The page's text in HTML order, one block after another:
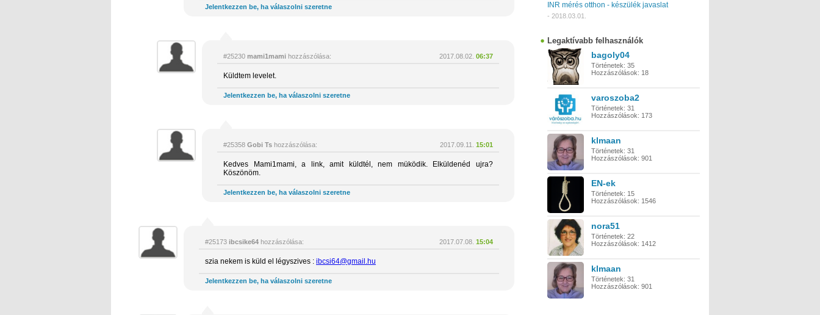
Jelentkezzen be, ha válaszolni szeretne
#25230 mami1mami hozzászólása: 2017.08.02. 06:37
Küldtem levelet.
Jelentkezzen be, ha válaszolni szeretne
#25358 Gobi Ts hozzászólása: 2017.09.11. 15:01
Kedves Mami1mami, a link, amit küldtél, nem müködik. Elküldenéd ujra?
Köszönöm.
Jelentkezzen be, ha válaszolni szeretne
#25173 ibcsike64 hozzászólása: 2017.07.08. 15:04
szia nekem is küld el légyszives : ibcsi64@gmail.hu
Jelentkezzen be, ha válaszolni szeretne
INR mérés otthon - készülék javaslat
- 2018.03.01.
Legaktívabb felhasználók
bagoly04
Történetek: 35
Hozzászólások: 18
varoszoba2
Történetek: 31
Hozzászólások: 173
klmaan
Történetek: 31
Hozzászólások: 901
EN-ek
Történetek: 15
Hozzászólások: 1546
nora51
Történetek: 22
Hozzászólások: 1412
klmaan
Történetek: 31
Hozzászólások: 901